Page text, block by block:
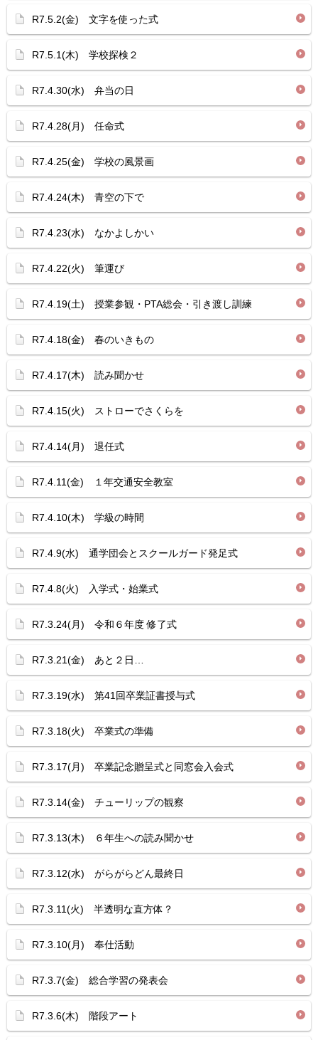
R7.5.2(金) 文字を使った式
R7.5.1(木) 学校探検２
R7.4.30(水) 弁当の日
R7.4.28(月) 任命式
R7.4.25(金) 学校の風景画
R7.4.24(木) 青空の下で
R7.4.23(水) なかよしかい
R7.4.22(火) 筆運び
R7.4.19(土) 授業参観・PTA総会・引き渡し訓練
R7.4.18(金) 春のいきもの
R7.4.17(木) 読み聞かせ
R7.4.15(火) ストローでさくらを
R7.4.14(月) 退任式
R7.4.11(金) １年交通安全教室
R7.4.10(木) 学級の時間
R7.4.9(水) 通学団会とスクールガード発足式
R7.4.8(火) 入学式・始業式
R7.3.24(月) 令和６年度 修了式
R7.3.21(金) あと２日…
R7.3.19(水) 第41回卒業証書授与式
R7.3.18(火) 卒業式の準備
R7.3.17(月) 卒業記念贈呈式と同窓会入会式
R7.3.14(金) チューリップの観察
R7.3.13(木) ６年生への読み聞かせ
R7.3.12(水) がらがらどん最終日
R7.3.11(火) 半透明な直方体？
R7.3.10(月) 奉仕活動
R7.3.7(金) 総合学習の発表会
R7.3.6(木) 階段アート